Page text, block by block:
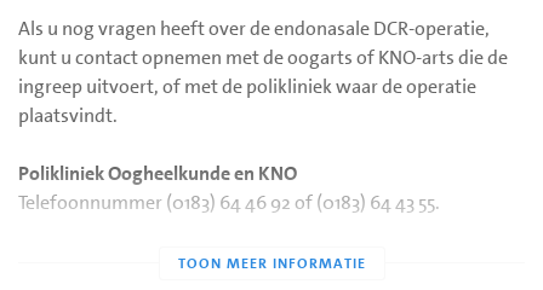
een poliklinische afspraak en is meestal pijnloos.
Als u nog vragen heeft over de endonasale DCR-operatie,
kunt u contact opnemen met de oogarts of KNO-arts die de
ingreep uitvoert, of met de polikliniek waar de operatie
plaatsvindt.
Polikliniek Oogheelkunde en KNO
Telefoonnummer (0183) 64 46 92 of (0183) 64 43 55.
Aan deze informatie kunnen geen garanties worden